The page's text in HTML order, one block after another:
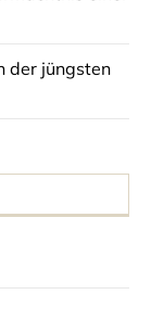
der jüngsten